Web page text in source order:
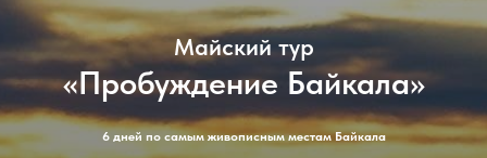
Майский тур
«Пробуждение Байкала»
6 дней по самым живописным местам Байкала